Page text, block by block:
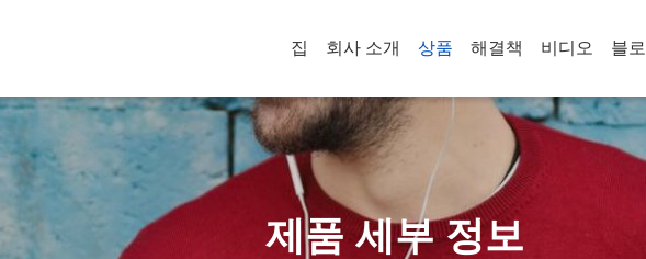
집 회사 소개 상품 해결책 비디오 블
제품 세부 정보